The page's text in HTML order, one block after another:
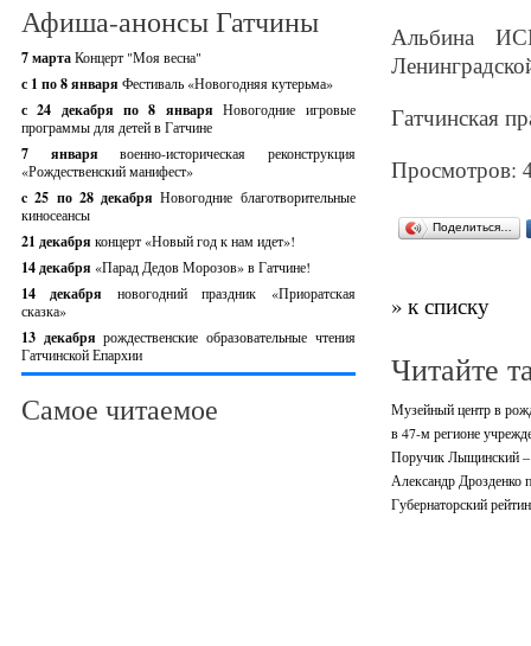
Афиша-анонсы Гатчины
7 мартаКонцерт "Моя весна"
с 1 по 8 января Фестиваль «Новогодняя кутерьма»
с 24 декабря по 8 январяНовогодние игровые
программы для детей в Гатчине
7 январявоенно-историческая реконструкция
«Рождественский манифест»
c 25 по 28 декабряНовогодние благотворительные
киносеансы
21 декабря концерт «Новый год к нам идет»!
14 декабря «Парад Дедов Морозов» в Гатчине!
14 декабря новогодний праздник «Приоратская
сказка»
13 декабрярождественские образовательные чтения
Гатчинской Епархии
Самое читаемое
Альбина
Гатчинская
Просмотров:
Поделиться…
» к списку
Читайте
Музейный центр в
в 47-м регионе
Поручик Лыщинский –
Александр Дрозденко
Губернаторский